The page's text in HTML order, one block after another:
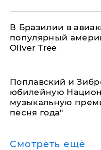
В Бразилии в
популярный
Oliver Tree
Поплавский и
юбилейную
музыкальную
песня года"
Смотреть ещё